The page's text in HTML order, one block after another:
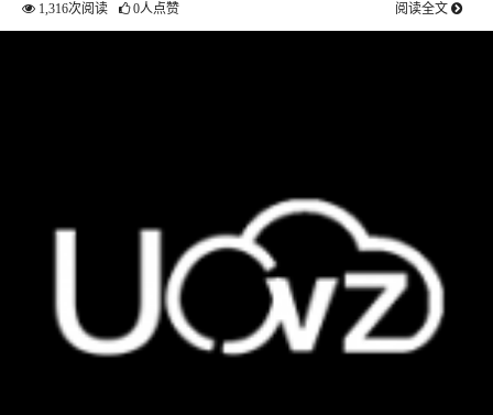
1,316次阅读 0人点赞 阅读全文